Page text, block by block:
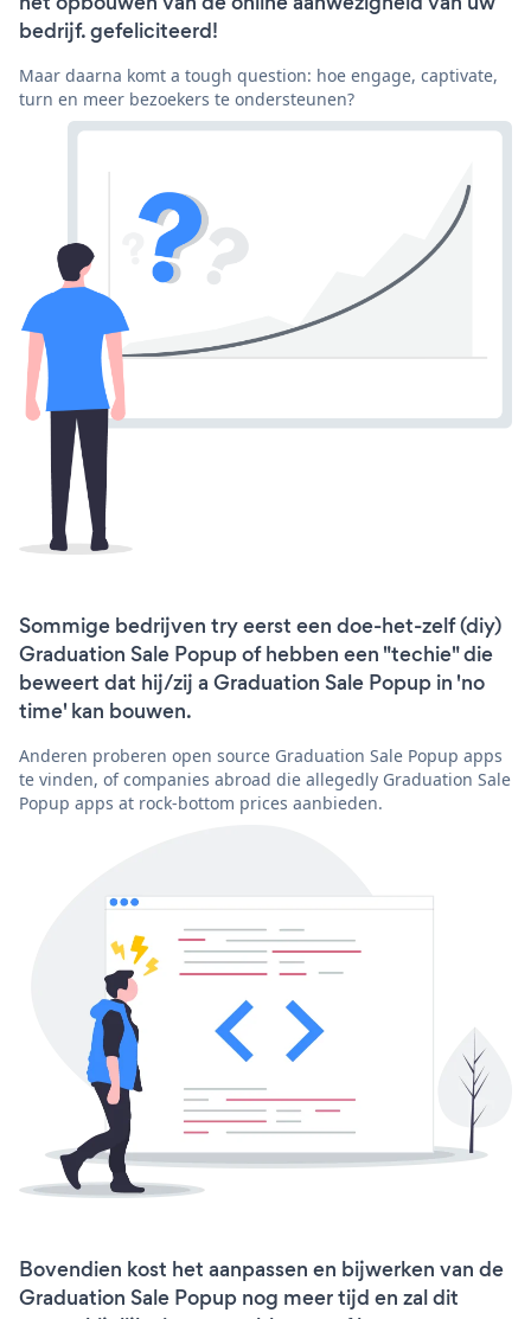
bedrijf. gefeliciteerd!
Maar daarna komt a tough question: hoe engage, captivate,
turn en meer bezoekers te ondersteunen?
Sommige bedrijven try eerst een doe-het-zelf (diy)
Graduation Sale Popup of hebben een "techie" die
beweert dat hij/zij a Graduation Sale Popup in 'no
time' kan bouwen.
Anderen proberen open source Graduation Sale Popup apps
te vinden, of companies abroad die allegedly Graduation Sale
Popup apps at rock-bottom prices aanbieden.
Bovendien kost het aanpassen en bijwerken van de
Graduation Sale Popup nog meer tijd en zal dit